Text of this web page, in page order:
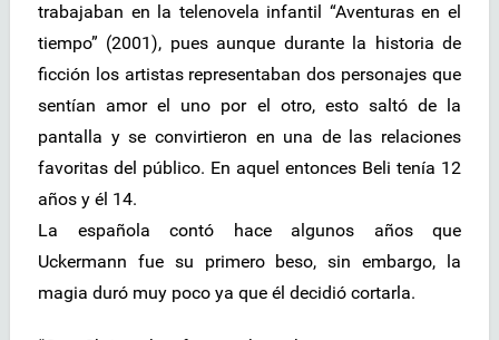
trabajaban en la telenovela infantil “Aventuras en el
tiempo” (2001), pues aunque durante la historia de
ficción los artistas representaban dos personajes que
sentían amor el uno por el otro, esto saltó de la
pantalla y se convirtieron en una de las relaciones
favoritas del público. En aquel entonces Beli tenía 12
años y él 14.
La española contó hace algunos años que
Uckermann fue su primero beso, sin embargo, la
magia duró muy poco ya que él decidió cortarla.